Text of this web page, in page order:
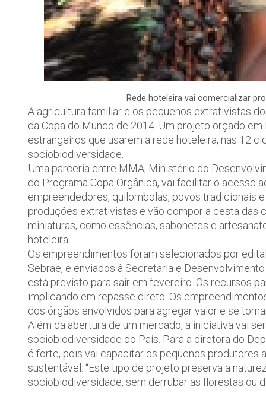
Rede hoteleira vai comercializar
A agricultura familiar e os pequenos extrativistas
da Copa do Mundo de 2014. Um projeto orçado
estrangeiros que usarem a rede hoteleira, nas 12
sociobiodiversidade.
Uma parceria entre MMA, Ministério do
do Programa Copa Orgânica, vai facilitar o acesso
empreendedores, quilombolas, povos tradicionais
produções extrativistas e vão compor a cesta das
miniaturas, como essências, sabonetes e
hoteleira.
Os empreendimentos foram selecionados por
Sebrae, e enviados à Secretaria e
está previsto para sair em fevereiro. Os recursos
implicando em repasse direto. Os
dos órgãos envolvidos para agregar valor e se
Além da abertura de um mercado, a iniciativa vai
sociobiodiversidade do País. Para a diretora do
é forte, pois vai capacitar os pequenos produtores
sustentável. “Este tipo de projeto preserva a
sociobiodiversidade, sem derrubar as florestas ou